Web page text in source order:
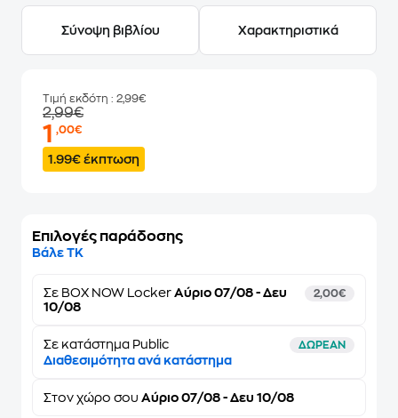
Σύνοψη βιβλίου Χαρακτηριστικά
Τιμή εκδότη : 2,99€
2,99€
1,00€
1.99€ έκπτωση
Επιλογές παράδοσης
Βάλε ΤΚ
Σε BOX NOW Locker Αύριο 07/08 - Δευ
10/08
2,00€
Σε κατάστημα Public ΔΩΡΕΑΝ
Διαθεσιμότητα ανά κατάστημα
Στον χώρο σου Αύριο 07/08 - Δευ 10/08